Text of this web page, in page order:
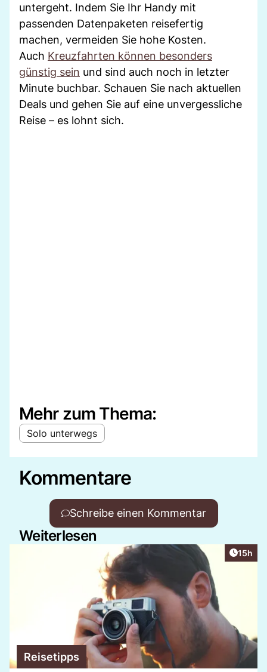
untergeht. Indem Sie Ihr Handy mit
passenden Datenpaketen reisefertig
machen, vermeiden Sie hohe Kosten.
Auch Kreuzfahrten können besonders
günstig sein und sind auch noch in letzter
Minute buchbar. Schauen Sie nach aktuellen
Deals und gehen Sie auf eine unvergessliche
Reise – es lohnt sich.
Mehr zum Thema:
Solo unterwegs
Kommentare
Schreibe einen Kommentar
Weiterlesen
Artikel
15h
Reisetipps